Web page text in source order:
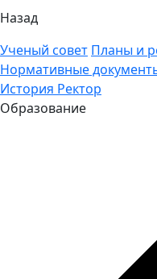
Назад
Ученый совет Планы и
Нормативные
История Ректор
Образование